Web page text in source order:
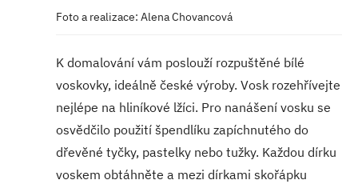
Foto a realizace: Alena Chovancová
K domalování vám poslouží rozpuštěné bílé
voskovky, ideálně české výroby. Vosk rozehřívejte
nejlépe na hliníkové lžíci. Pro nanášení vosku se
osvědčilo použití špendlíku zapíchnutého do
dřevěné tyčky, pastelky nebo tužky. Každou dírku
voskem obtáhněte a mezi dírkami skořápku